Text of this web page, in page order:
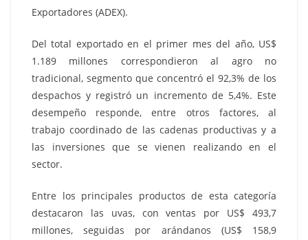
Exportadores (ADEX).
Del total exportado en el primer mes del año, US$
1.189 millones correspondieron al agro no
tradicional, segmento que concentró el 92,3% de los
despachos y registró un incremento de 5,4%. Este
desempeño responde, entre otros factores, al
trabajo coordinado de las cadenas productivas y a
las inversiones que se vienen realizando en el
sector.
Entre los principales productos de esta categoría
destacaron las uvas, con ventas por US$ 493,7
millones, seguidas por arándanos (US$ 158,9